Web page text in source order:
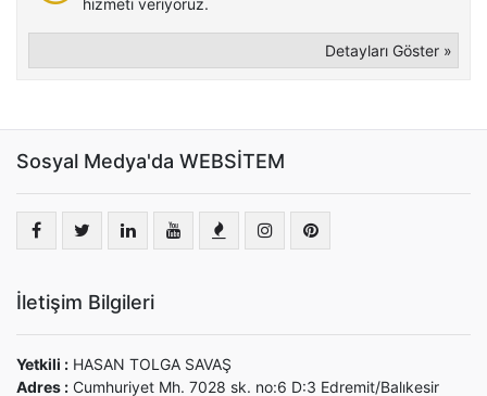
hizmeti veriyoruz.
Detayları Göster »
Sosyal Medya'da WEBSİTEM
İletişim Bilgileri
Yetkili : HASAN TOLGA SAVAŞ
Adres : Cumhuriyet Mh. 7028 sk. no:6 D:3 Edremit/Balıkesir